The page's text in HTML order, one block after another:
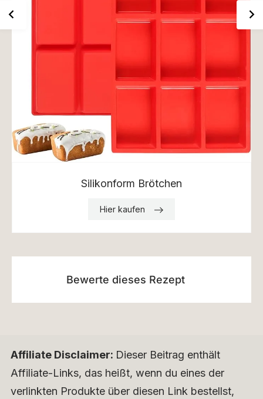
Silikonform Brötchen
Hier kaufen
Bewerte dieses Rezept
Affiliate Disclaimer: Dieser Beitrag enthält
Affiliate-Links, das heißt, wenn du eines der
verlinkten Produkte über diesen Link bestellst,